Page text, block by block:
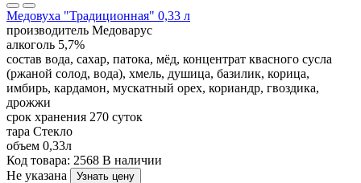
Медовуха "Традиционная" 0,33 л
производитель Медоварус
алкоголь 5,7%
состав вода, сахар, патока, мёд, концентрат квасного сусла
(ржаной солод, вода), хмель, душица, базилик, корица,
имбирь, кардамон, мускатный орех, кориандр, гвоздика,
дрожжи
срок хранения 270 суток
тара Стекло
объем 0,33л
Код товара: 2568 В наличии
Не указана
Узнать цену